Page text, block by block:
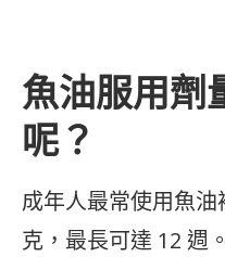
魚油服用劑
呢？
成年人最常使用魚
克，最長可達 12 週